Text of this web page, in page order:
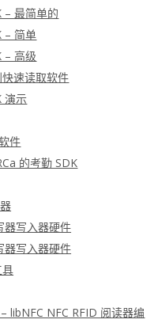
– 最简单的
– 简单
– 高级
速读取软件
演示
件
的考勤 SDK
器写入器硬件
器写入器硬件
具
libNFC NFC RFID 阅读器编